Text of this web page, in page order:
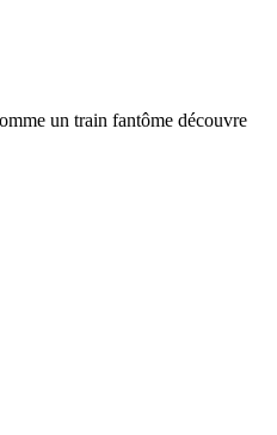
un train fantôme découvre